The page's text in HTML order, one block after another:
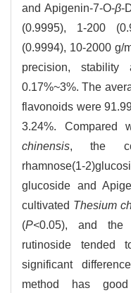
and Apigenin-7-O-β-
(0.9995), 1-200
(0.9994), 10-2000 g/
precision, stability
0.17%~3%. The
flavonoids were
3.24%.
chinensis, the
rhamnose(1-
glucoside and
cultivated Thesium
(P<0.05), and the
rutinoside tended
significant
method has